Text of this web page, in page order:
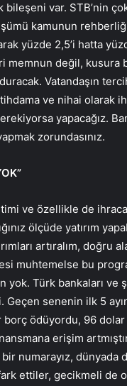
var. STB’nin
kamunun
yüzde 2,5’i hatta
memnun değil, kusura
Vatandaşın
ve nihai olarak
yapacağız.
zorundasınız.
ve özellikle de
ölçüde yatırım
artıralım, doğru
muhtemelse bu
yok. Türk bankaları
senenin ilk 5
borç ödüyordu, 96
erişim
numarayız, dünyada
ettiler, gecikmeli de